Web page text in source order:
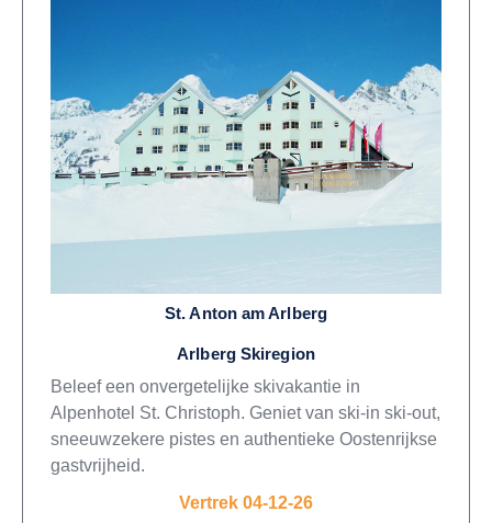
St. Anton am Arlberg
Arlberg Skiregion
Beleef een onvergetelijke skivakantie in
Alpenhotel St. Christoph. Geniet van ski-in ski-out,
sneeuwzekere pistes en authentieke Oostenrijkse
gastvrijheid.
Vertrek 04-12-26